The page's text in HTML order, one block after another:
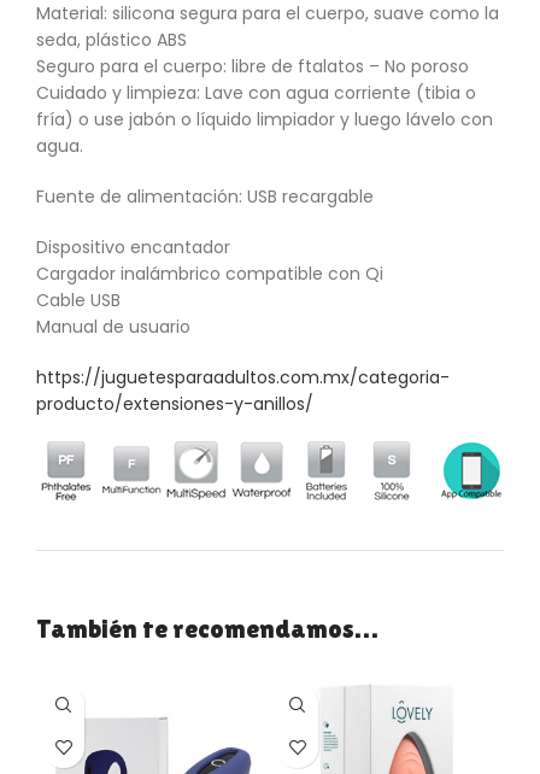
Material: silicona segura para el cuerpo, suave como la
seda, plástico ABS
Seguro para el cuerpo: libre de ftalatos – No poroso
Cuidado y limpieza: Lave con agua corriente (tibia o
fría) o use jabón o líquido limpiador y luego lávelo con
agua.
Fuente de alimentación: USB recargable
Dispositivo encantador
Cargador inalámbrico compatible con Qi
Cable USB
Manual de usuario
https://juguetesparaadultos.com.mx/categoria-
producto/extensiones-y-anillos/
También te recomendamos…